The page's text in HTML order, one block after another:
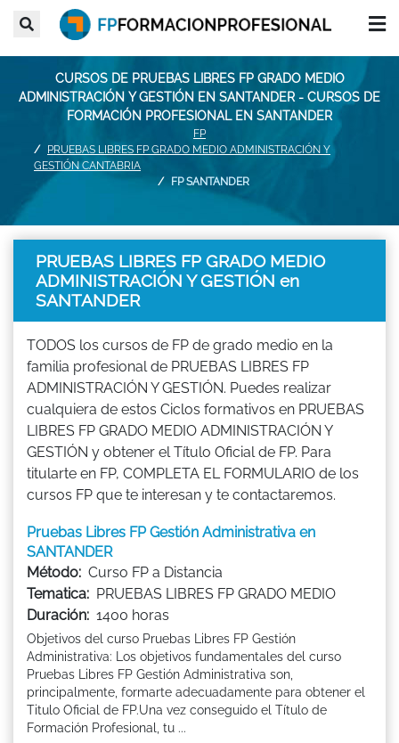
CURSOS DE PRUEBAS LIBRES FP GRADO MEDIO
ADMINISTRACIÓN Y GESTIÓN EN SANTANDER - CURSOS DE
FORMACIÓN PROFESIONAL EN SANTANDER
FP
PRUEBAS LIBRES FP GRADO MEDIO ADMINISTRACIÓN Y
GESTIÓN CANTABRIA
FP SANTANDER
PRUEBAS LIBRES FP GRADO MEDIO
ADMINISTRACIÓN Y GESTIÓN en
SANTANDER
TODOS los cursos de FP de grado medio en la
familia profesional de PRUEBAS LIBRES FP
ADMINISTRACIÓN Y GESTIÓN. Puedes realizar
cualquiera de estos Ciclos formativos en PRUEBAS
LIBRES FP GRADO MEDIO ADMINISTRACIÓN Y
GESTIÓN y obtener el Título Oficial de FP. Para
titularte en FP, COMPLETA EL FORMULARIO de los
cursos FP que te interesan y te contactaremos.
Pruebas Libres FP Gestión Administrativa en
SANTANDER
Método: Curso FP a Distancia
Tematica: PRUEBAS LIBRES FP GRADO MEDIO
Duración: 1400 horas
Objetivos del curso Pruebas Libres FP Gestión
Administrativa: Los objetivos fundamentales del curso
Pruebas Libres FP Gestión Administrativa son,
principalmente, formarte adecuadamente para obtener el
Titulo Oficial de FP.Una vez conseguido el Título de
Formación Profesional, tu ...